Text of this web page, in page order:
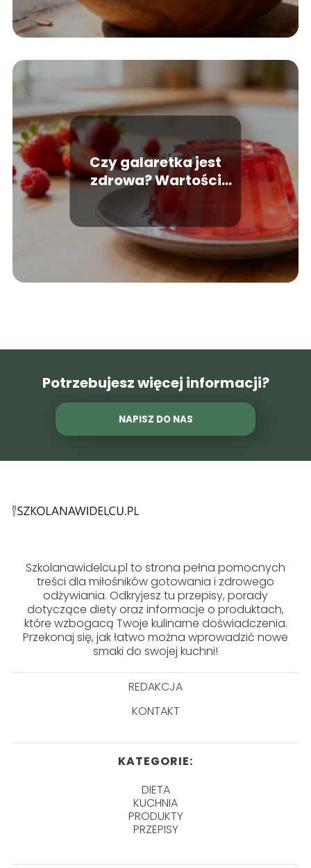
Czy galaretka jest
zdrowa? Wartości
odżywcze i wpływ na
organizm
Potrzebujesz więcej informacji?
NAPISZ DO NAS
Szkolanawidelcu.pl to strona pełna pomocnych
treści dla miłośników gotowania i zdrowego
odżywiania. Odkryjesz tu przepisy, porady
dotyczące diety oraz informacje o produktach,
które wzbogacą Twoje kulinarne doświadczenia.
Przekonaj się, jak łatwo można wprowadzić nowe
smaki do swojej kuchni!
REDAKCJA
KONTAKT
KATEGORIE:
DIETA
KUCHNIA
PRODUKTY
PRZEPISY